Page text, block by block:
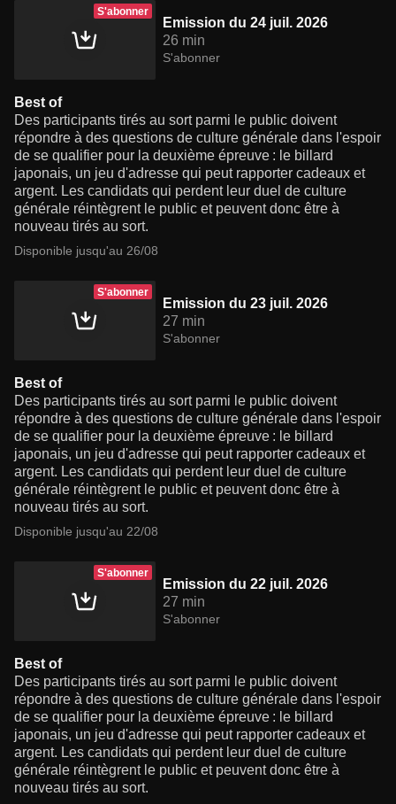
S'abonner
Emission du 24 juil. 2026
26 min
S'abonner
Best of
Des participants tirés au sort parmi le public doivent
répondre à des questions de culture générale dans l'espoir
de se qualifier pour la deuxième épreuve : le billard
japonais, un jeu d'adresse qui peut rapporter cadeaux et
argent. Les candidats qui perdent leur duel de culture
générale réintègrent le public et peuvent donc être à
nouveau tirés au sort.
Disponible jusqu'au 26/08
S'abonner
Emission du 23 juil. 2026
27 min
S'abonner
Best of
Des participants tirés au sort parmi le public doivent
répondre à des questions de culture générale dans l'espoir
de se qualifier pour la deuxième épreuve : le billard
japonais, un jeu d'adresse qui peut rapporter cadeaux et
argent. Les candidats qui perdent leur duel de culture
générale réintègrent le public et peuvent donc être à
nouveau tirés au sort.
Disponible jusqu'au 22/08
S'abonner
Emission du 22 juil. 2026
27 min
S'abonner
Best of
Des participants tirés au sort parmi le public doivent
répondre à des questions de culture générale dans l'espoir
de se qualifier pour la deuxième épreuve : le billard
japonais, un jeu d'adresse qui peut rapporter cadeaux et
argent. Les candidats qui perdent leur duel de culture
générale réintègrent le public et peuvent donc être à
nouveau tirés au sort.